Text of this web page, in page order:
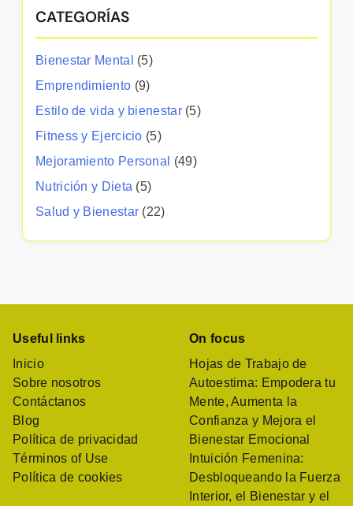
CATEGORÍAS
Bienestar Mental
(5)
Emprendimiento (9)
Estilo de vida y bienestar(5)
Fitness y Ejercicio (5)
Mejoramiento Personal
(49)
Nutrición y Dieta (5)
Salud y Bienestar (22)
Useful links
Inicio
Sobre nosotros
Contáctanos
Blog
Política de privacidad
Términos of Use
Política de cookies
On focus
Hojas de Trabajo de
Autoestima: Empodera tu
Mente, Aumenta la
Confianza y Mejora el
Bienestar Emocional
Intuición Femenina:
Desbloqueando la Fuerza
Interior, el Bienestar y el